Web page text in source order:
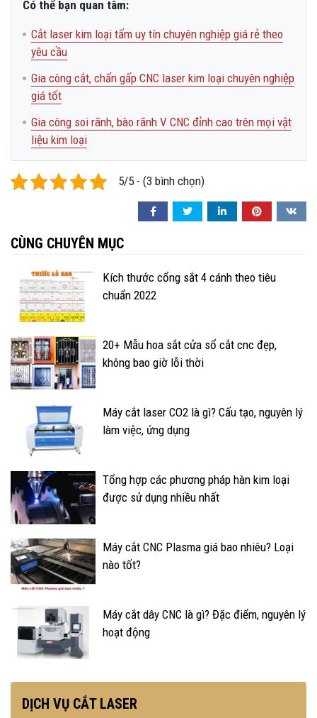
Có thể bạn quan tâm:
Cắt laser kim loại tấm uy tín chuyên nghiệp giá rẻ theo
yêu cầu
Gia công cắt, chấn gấp CNC laser kim loại chuyên nghiệp
giá tốt
Gia công soi rãnh, bào rãnh V CNC đỉnh cao trên mọi vật
liệu kim loại
5/5 - (3 bình chọn)
CÙNG CHUYÊN MỤC
Kích thước cổng sắt 4 cánh theo tiêu
chuẩn 2022
20+ Mẫu hoa sắt cửa sổ cắt cnc đẹp,
không bao giờ lỗi thời
Máy cắt laser CO2 là gì? Cấu tạo, nguyên lý
làm việc, ứng dụng
Tổng hợp các phương pháp hàn kim loại
được sử dụng nhiều nhất
Máy cắt CNC Plasma giá bao nhiêu? Loại
nào tốt?
Máy cắt dây CNC là gì? Đặc điểm, nguyên lý
hoạt động
DỊCH VỤ CẮT LASER